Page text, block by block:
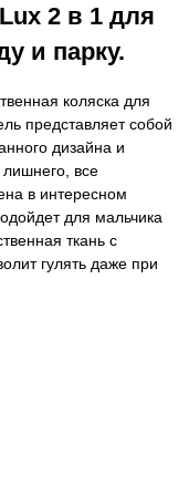
2 в 1 для
и парку.
коляска для
представляет собой
дизайна и
все
в интересном
для мальчика
ткань с
гулять даже при